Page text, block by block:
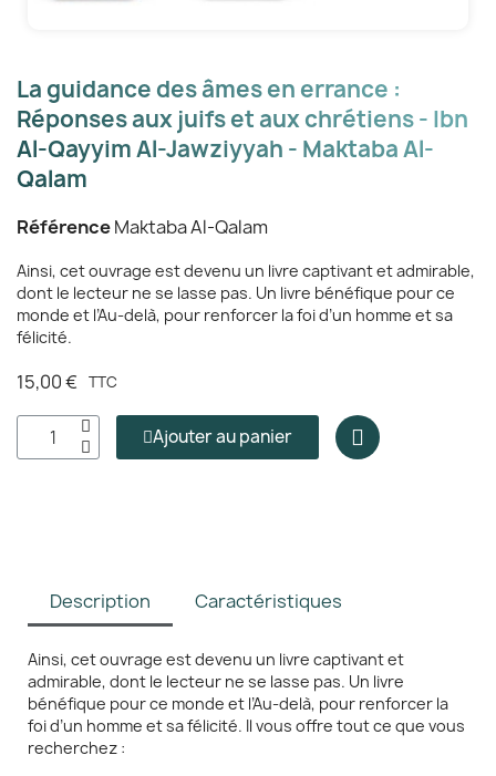
La guidance des âmes en errance :
Réponses aux juifs et aux chrétiens - Ibn
Al-Qayyim Al-Jawziyyah - Maktaba Al-
Qalam
RéférenceMaktaba Al-Qalam
Ainsi, cet ouvrage est devenu un livre captivant et admirable,
dont le lecteur ne se lasse pas. Un livre bénéfique pour ce
monde et l’Au‑delà, pour renforcer la foi d’un homme et sa
félicité.
15,00 € TTC
Ajouter au panier
Description Caractéristiques
Ainsi, cet ouvrage est devenu un livre captivant et
admirable, dont le lecteur ne se lasse pas. Un livre
bénéfique pour ce monde et l’Au‑delà, pour renforcer la
foi d’un homme et sa félicité. Il vous offre tout ce que vous
recherchez :